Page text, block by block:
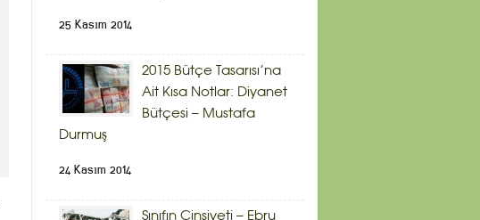
25 Kasım 2014
2015 Bütçe Tasarısı’na
Ait Kısa Notlar: Diyanet
Bütçesi – Mustafa
Durmuş
24 Kasım 2014
Sınıfın Cinsiyeti – Ebru